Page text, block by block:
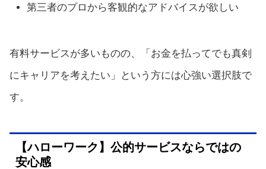
第三者のプロから客観的なアドバイスが欲しい
有料サービスが多いものの、「お金を払ってでも真剣
にキャリアを考えたい」という方には心強い選択肢で
す。
【ハローワーク】公的サービスならではの
安心感